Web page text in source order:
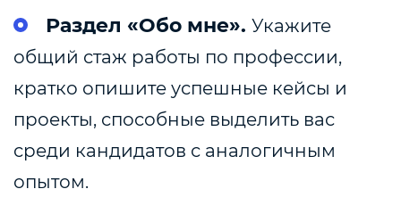
Раздел «Обо мне». Укажите
общий стаж работы по профессии,
кратко опишите успешные кейсы и
проекты, способные выделить вас
среди кандидатов с аналогичным
опытом.